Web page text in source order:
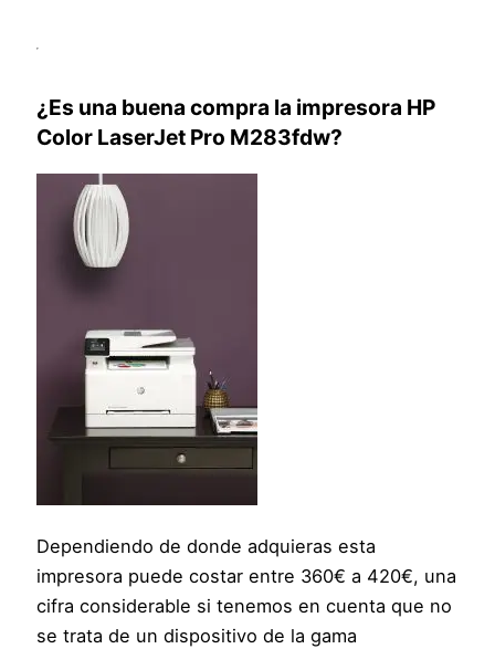
¿Es una buena compra la impresora HP
Color LaserJet Pro M283fdw?
Dependiendo de donde adquieras esta
impresora puede costar entre 360€ a 420€, una
cifra considerable si tenemos en cuenta que no
se trata de un dispositivo de la gama